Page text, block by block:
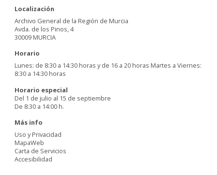
Localización
Archivo General de la Región de Murcia
Avda. de los Pinos, 4
30009 MURCIA
Horario
Lunes: de 8:30 a 14:30 horas y de 16 a 20 horas Martes a Viernes:
8:30 a 14:30 horas
Horario especial
Del 1 de julio al 15 de septiembre
De 8:30 a 14:00 h.
Más info
Uso y Privacidad
MapaWeb
Carta de Servicios
Accesibilidad